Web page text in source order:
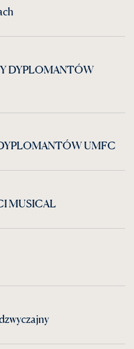
DYPLOMANTÓW
UMFC
MUSICAL